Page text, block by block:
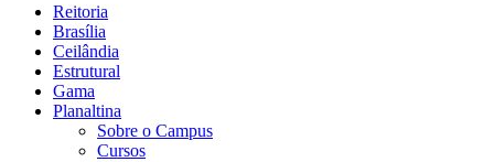
Reitoria
Brasília
Ceilândia
Estrutural
Gama
Planaltina
Sobre o Campus
Cursos